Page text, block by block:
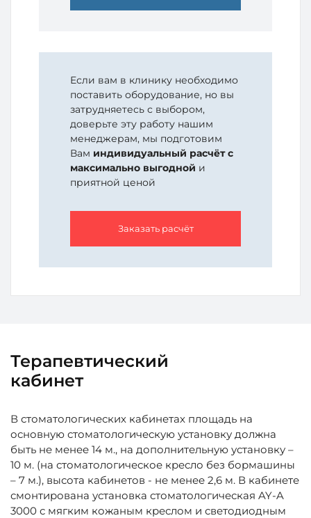
Если вам в клинику необходимо
поставить оборудование, но вы
затрудняетесь с выбором,
доверьте эту работу нашим
менеджерам, мы подготовим
Вам индивидуальный расчёт с
максимально выгодной и
приятной ценой
Заказать расчёт
Терапевтический
кабинет
В стоматологических кабинетах площадь на
основную стоматологическую установку должна
быть не менее 14 м., на дополнительную установку –
10 м. (на стоматологическое кресло без бормашины
– 7 м.), высота кабинетов - не менее 2,6 м. В кабинете
смонтирована установка стоматологическая AY-A
3000 с мягким кожаным креслом и светодиодным